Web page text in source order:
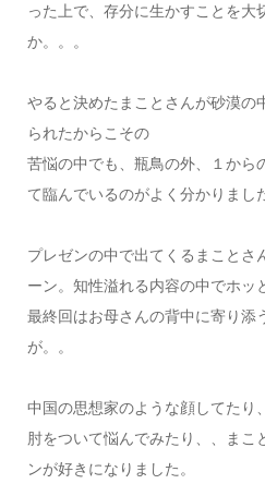
った上で、存分に生かすことを大
か。。。
やると決めたまことさんが砂漠の
られたからこその
苦悩の中でも、瓶鳥の外、１から
て臨んでいるのがよく分かりまし
プレゼンの中で出てくるまことさ
ーン。知性溢れる内容の中でホッ
最終回はお母さんの背中に寄り添
が。。
中国の思想家のような顔してたり
肘をついて悩んでみたり、、まこ
ンが好きになりました。